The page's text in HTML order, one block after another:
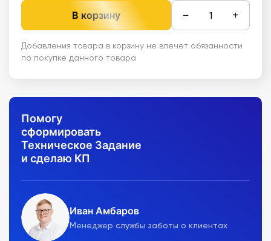
В корзину − +
Добавления товара в корзину не влечет обязанности
по покупке данного товара
Помогу
сформировать
Техническое Задание
и сделаю КП
Иван Амбаров
Менеджер службы заботы о клиентах